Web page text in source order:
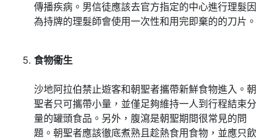
傳播疾病。男信徒應該去官方指定的中心進行理髮因
為持牌的理髮師會使用一次性和用完即棄的的刀片。
食物衞生
沙地阿拉伯禁止遊客和朝聖者攜帶新鮮食物進入。朝
聖者只可攜帶小量，並僅足夠維持一人到行程結束分
量的罐頭食品。另外，腹瀉是朝聖期間很常見的問
題。朝聖者應該徹底煮熟且趁熱食用食物，並應只飲